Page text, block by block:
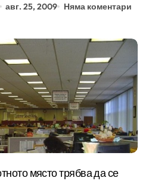
авг. 25, 2009
Няма коментари